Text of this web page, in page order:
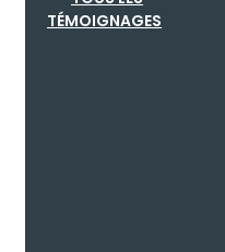
TÉMOIGNAGES